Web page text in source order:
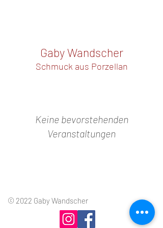
Gaby Wandscher
Schmuck aus Porzellan
Keine bevorstehenden
Veranstaltungen
© 2022 Gaby Wandscher